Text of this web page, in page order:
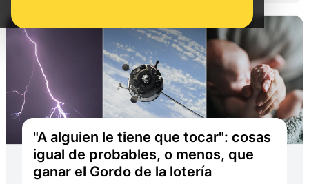
"A alguien le tiene que tocar": cosas
igual de probables, o menos, que
ganar el Gordo de la lotería